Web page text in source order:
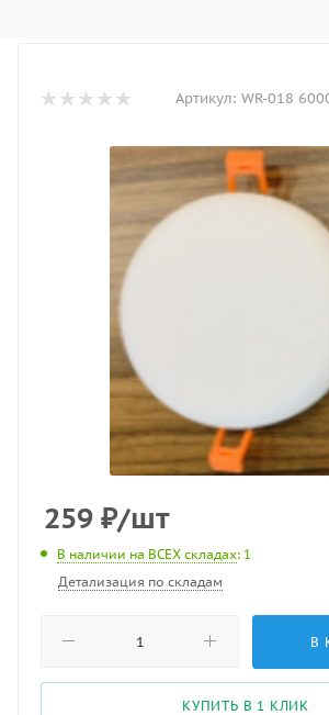
Артикул: WR-018
259 ₽/шт
В наличии на ВСЕХ складах: 1
Детализация по складам
В
КУПИТЬ В 1 КЛИК